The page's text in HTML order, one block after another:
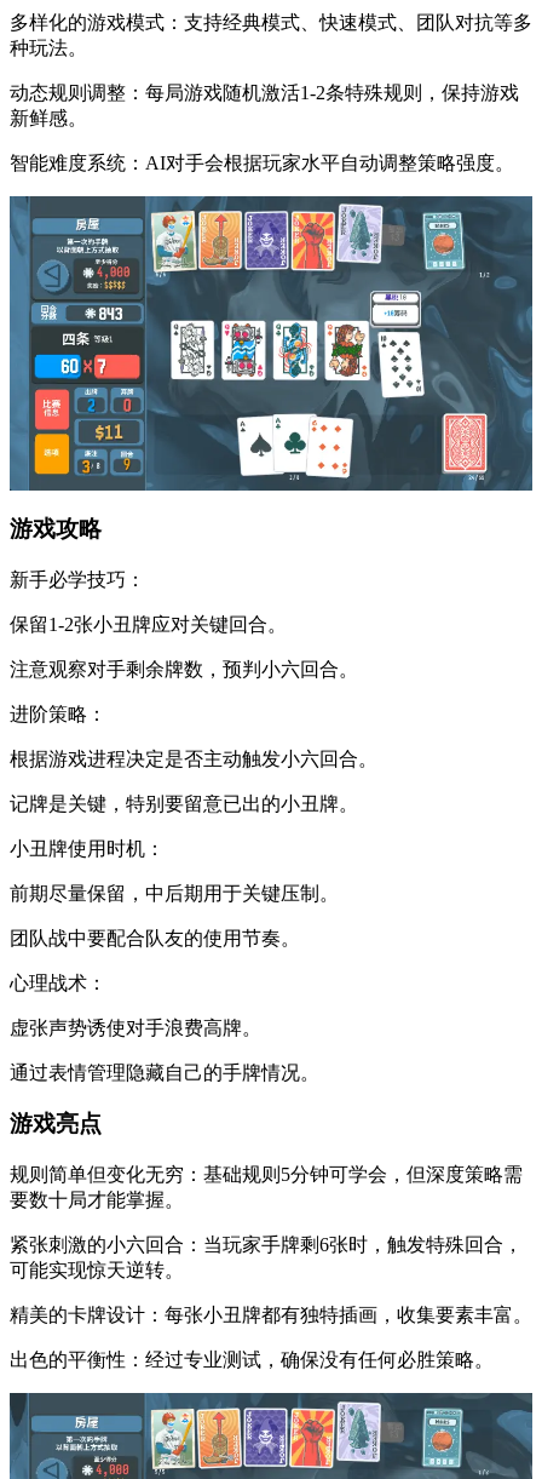
​​多样化的游戏模式​​：支持经典模式、快速模式、团队对抗等多
种玩法。
​​动态规则调整​​：每局游戏随机激活1-2条特殊规则，保持游戏
新鲜感。
​​智能难度系统​​：AI对手会根据玩家水平自动调整策略强度。
游戏攻略​​
​​新手必学技巧​​：
保留1-2张小丑牌应对关键回合。
注意观察对手剩余牌数，预判小六回合。
​​进阶策略​​：
根据游戏进程决定是否主动触发小六回合。
记牌是关键，特别要留意已出的小丑牌。
​​小丑牌使用时机​​：
前期尽量保留，中后期用于关键压制。
团队战中要配合队友的使用节奏。
​​心理战术​​：
虚张声势诱使对手浪费高牌。
通过表情管理隐藏自己的手牌情况。
​​游戏亮点​​
​​规则简单但变化无穷​​：基础规则5分钟可学会，但深度策略需
要数十局才能掌握。
​​紧张刺激的小六回合​​：当玩家手牌剩6张时，触发特殊回合，
可能实现惊天逆转。
​​精美的卡牌设计​​：每张小丑牌都有独特插画，收集要素丰富。
​​出色的平衡性​​：经过专业测试，确保没有任何必胜策略。